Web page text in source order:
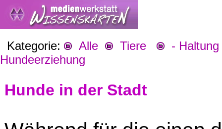
Kategorie: Alle Tiere
-
Hundeerziehung
Hunde in der Stadt